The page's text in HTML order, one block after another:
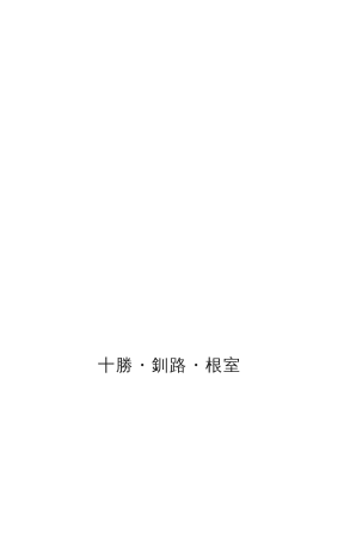
十勝・釧路・根室